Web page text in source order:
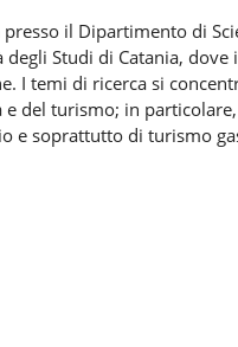
il Dipartimento di
Studi di Catania, dove
I temi di ricerca si
e del turismo; in
e soprattutto di turismo